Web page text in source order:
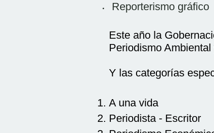
Reporterismo gráfico
Este año la
Periodismo
Y las categorías
A una vida
Periodista - Escritor